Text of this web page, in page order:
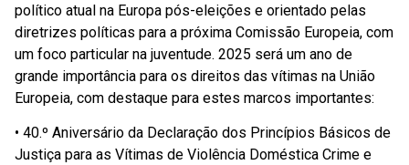
político atual na Europa pós-eleições e orientado pelas
diretrizes políticas para a próxima Comissão Europeia, com
um foco particular na juventude. 2025 será um ano de
grande importância para os direitos das vítimas na União
Europeia, com destaque para estes marcos importantes:
• 40.º Aniversário da Declaração dos Princípios Básicos de
Justiça para as Vítimas de Violência Doméstica Crime e